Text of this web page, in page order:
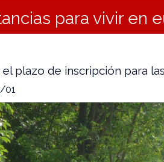
para vivir en
plazo de inscripción para
01